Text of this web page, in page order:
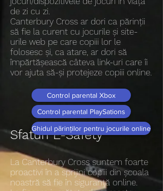
de zi cu zi.
Canterbury Cross ar dori ca părinții
să fie la curent cu jocurile și site-
urile web pe care copiii lor le
folosesc și, ca atare, ar dori să
împărtășească câteva link-uri care îi
vor ajuta să-și protejeze copiii online.
Sfaturi E-Safety
La Canterbury Cross suntem foarte
proactivi în a sprijini copiii din școala
noastră să fie în siguranță online.
Control parental Xbox
Control parental PlaySations
Ghidul părinților pentru jocurile online